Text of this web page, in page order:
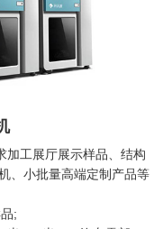
加工展厅展示样品、结构
、小批量高端定制产品等
;